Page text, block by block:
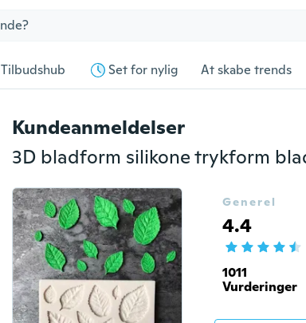
Tilbudshub Set for nylig At skabe trends
Kundeanmeldelser
Generel
4.4
1011
Vurderinger